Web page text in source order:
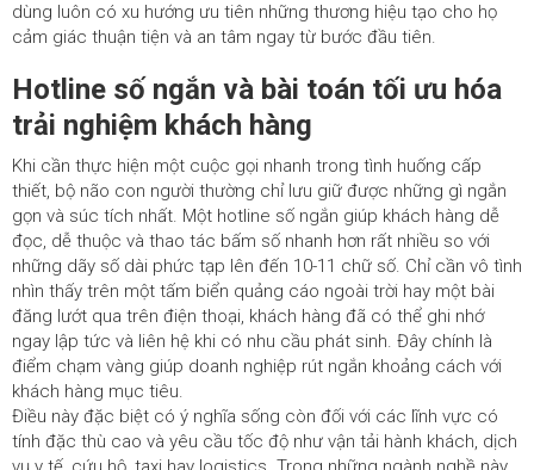
dùng luôn có xu hướng ưu tiên những thương hiệu tạo cho họ
cảm giác thuận tiện và an tâm ngay từ bước đầu tiên.
Hotline số ngắn và bài toán tối ưu hóa
trải nghiệm khách hàng
Khi cần thực hiện một cuộc gọi nhanh trong tình huống cấp
thiết, bộ não con người thường chỉ lưu giữ được những gì ngắn
gọn và súc tích nhất. Một hotline số ngắn giúp khách hàng dễ
đọc, dễ thuộc và thao tác bấm số nhanh hơn rất nhiều so với
những dãy số dài phức tạp lên đến 10-11 chữ số. Chỉ cần vô tình
nhìn thấy trên một tấm biển quảng cáo ngoài trời hay một bài
đăng lướt qua trên điện thoại, khách hàng đã có thể ghi nhớ
ngay lập tức và liên hệ khi có nhu cầu phát sinh. Đây chính là
điểm chạm vàng giúp doanh nghiệp rút ngắn khoảng cách với
khách hàng mục tiêu.
Điều này đặc biệt có ý nghĩa sống còn đối với các lĩnh vực có
tính đặc thù cao và yêu cầu tốc độ như vận tải hành khách, dịch